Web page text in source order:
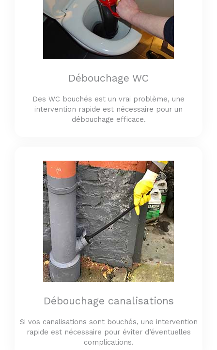
Débouchage WC
Des WC bouchés est un vrai problème, une
intervention rapide est nécessaire pour un
débouchage efficace.
Débouchage canalisations
Si vos canalisations sont bouchés, une intervention
rapide est nécessaire pour éviter d’éventuelles
complications.